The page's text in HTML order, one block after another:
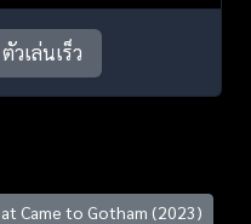
ตัวเล่นเร็ว
Came to Gotham (2023)